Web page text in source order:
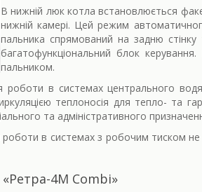
В нижній люк котла встановлюється
нижній камері. Цей режим
пальника спрямований на задню
багатофункціональний блок
пальником.
роботи в системах центрального
теплоносія для тепло- та
та адміністративного
роботи в системах з робочим тиском
«Ретра-4М Combi»